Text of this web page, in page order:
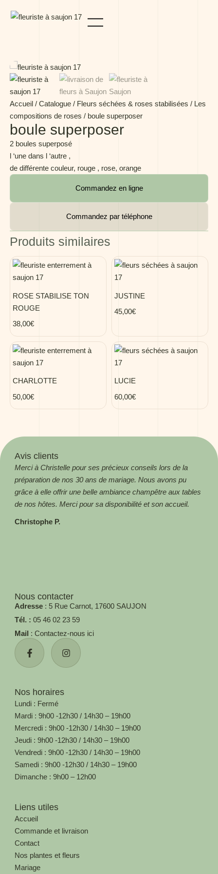
Accueil / Catalogue / Fleurs séchées & roses stabilisées / Les
compositions de roses / boule superposer
boule superposer
2 boules superposé
l ‘une dans l ‘autre ,
de différente couleur, rouge , rose, orange
Commandez en ligne
Commandez par téléphone
Produits similaires
ROSE STABILISE TON
ROUGE
38,00€
JUSTINE
45,00€
CHARLOTTE
50,00€
LUCIE
60,00€
Avis clients
Merci à Christelle pour ses précieux conseils lors de la
préparation de nos 30 ans de mariage. Nous avons pu
grâce à elle offrir une belle ambiance champêtre aux tables
de nos hôtes. Merci pour sa disponibilité et son accueil.
Christophe P.
Nous contacter
Adresse : 5 Rue Carnot, 17600 SAUJON
Tél. : 05 46 02 23 59
Mail : Contactez-nous ici
Nos horaires
Lundi : Fermé
Mardi : 9h00 -12h30 / 14h30 – 19h00
Mercredi : 9h00 -12h30 / 14h30 – 19h00
Jeudi : 9h00 -12h30 / 14h30 – 19h00
Vendredi : 9h00 -12h30 / 14h30 – 19h00
Samedi : 9h00 -12h30 / 14h30 – 19h00
Dimanche : 9h00 – 12h00
Liens utiles
Accueil
Commande et livraison
Contact
Nos plantes et fleurs
Mariage